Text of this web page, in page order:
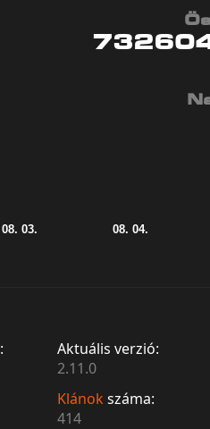
:
Aktuális verzió:
2.11.0
Klánokszáma:
414